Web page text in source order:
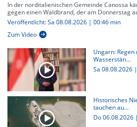
In der norditalienischen Gemeinde Canossa
gegen einen Waldbrand, der am Donnerstag
Veröffentlicht: Sa 08.08.2026 | 00:46 min
Zum Video
Ungarn:
Wasserstän...
Sa 08.08.2026 |
Historisches
tauchen au...
Do 06.08.2026 |